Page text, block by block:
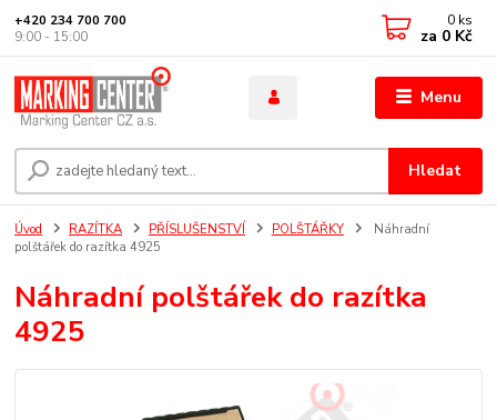
Menu
Hledat
+420 234 700 700
9:00 - 15:00
0 ks
za 0 Kč
Úvod RAZÍTKA PŘÍSLUŠENSTVÍ POLŠTÁŘKY
Náhradní
polštářek do razítka 4925
Náhradní polštářek do razítka
4925